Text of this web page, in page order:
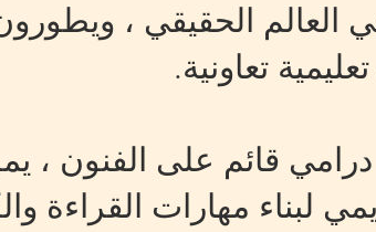
العالم الحقيقي ،
تعاونية.
قائم على الفنون ،
لبناء مهارات القراءة